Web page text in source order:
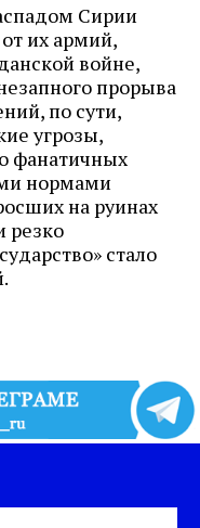
Сирии
их армий,
войне,
прорыва
по сути,
угрозы,
фанатичных
нормами
на руинах
резко
стало